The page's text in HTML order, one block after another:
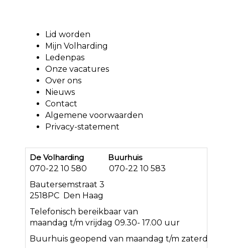
Lid worden
Mijn Volharding
Ledenpas
Onze vacatures
Over ons
Nieuws
Contact
Algemene voorwaarden
Privacy-statement
De Volharding Buurhuis
070-22 10 580 070-22 10 583
Bautersemstraat 3
2518PC Den Haag
Telefonisch bereikbaar van
maandag t/m vrijdag 09.30- 17.00 uur
Buurhuis geopend van maandag t/m zaterdag<